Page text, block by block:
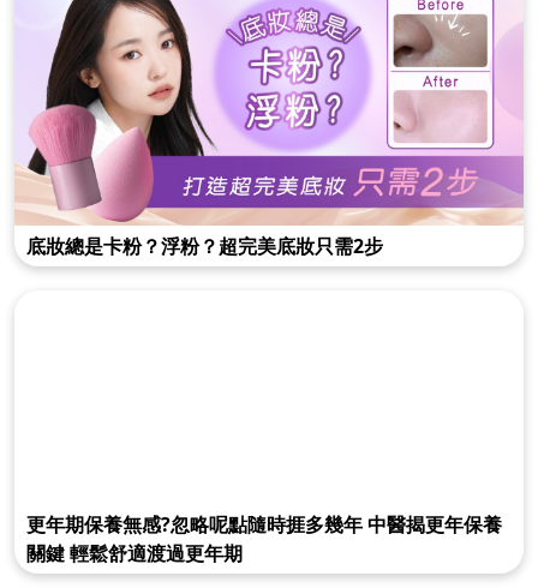
底妝總是卡粉？浮粉？超完美底妝只需2步
更年期保養無感?忽略呢點隨時捱多幾年 中醫揭更年保養
關鍵 輕鬆舒適渡過更年期